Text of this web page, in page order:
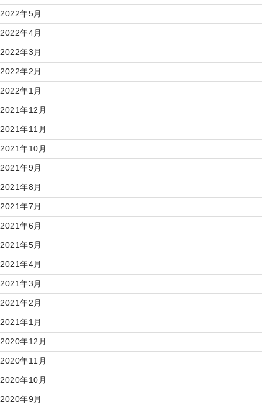
2022年5月
2022年4月
2022年3月
2022年2月
2022年1月
2021年12月
2021年11月
2021年10月
2021年9月
2021年8月
2021年7月
2021年6月
2021年5月
2021年4月
2021年3月
2021年2月
2021年1月
2020年12月
2020年11月
2020年10月
2020年9月